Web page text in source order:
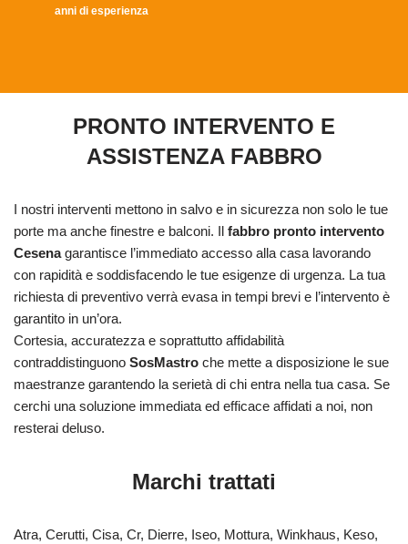
anni di esperienza
PRONTO INTERVENTO E
ASSISTENZA FABBRO
I nostri interventi mettono in salvo e in sicurezza non solo le tue
porte ma anche finestre e balconi. Il fabbro pronto intervento
Cesenagarantisce l’immediato accesso alla casa lavorando
con rapidità e soddisfacendo le tue esigenze di urgenza. La tua
richiesta di preventivo verrà evasa in tempi brevi e l’intervento è
garantito in un’ora.
Cortesia, accuratezza e soprattutto affidabilità
contraddistinguono SosMastro che mette a disposizione le sue
maestranze garantendo la serietà di chi entra nella tua casa. Se
cerchi una soluzione immediata ed efficace affidati a noi, non
resterai deluso.
Marchi trattati
Atra, Cerutti, Cisa, Cr, Dierre, Iseo, Mottura, Winkhaus, Keso,